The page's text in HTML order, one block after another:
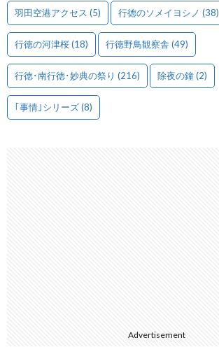
羽田空港アクセス (5) 行徳のソメイヨシノ (38)
行徳の河津桜(18) 行徳野鳥観察舎 (49)
行徳･南行徳･妙典の祭り (216) 除夜の鐘(2)
｢事情｣シリーズ(8)
Advertisement